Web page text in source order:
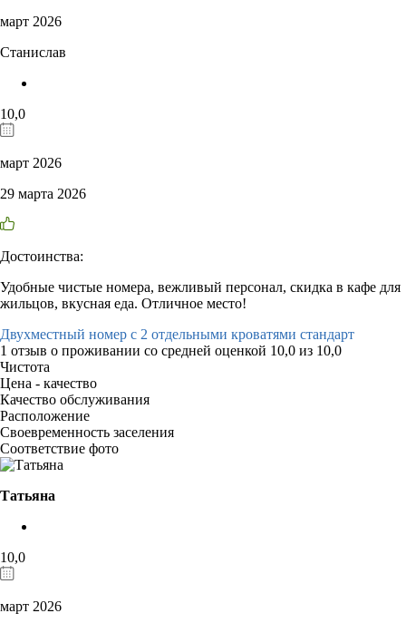
март 2026
Станислав
10,0
март 2026
29 марта 2026
Достоинства:
Удобные чистые номера, вежливый персонал, скидка в кафе для
жильцов, вкусная еда. Отличное место!
Двухместный номер с 2 отдельными кроватями стандарт
1 отзыв о проживании со средней оценкой 10,0 из 10,0
Чистота
Цена - качество
Качество обслуживания
Расположение
Своевременность заселения
Соответствие фото
Татьяна
10,0
март 2026